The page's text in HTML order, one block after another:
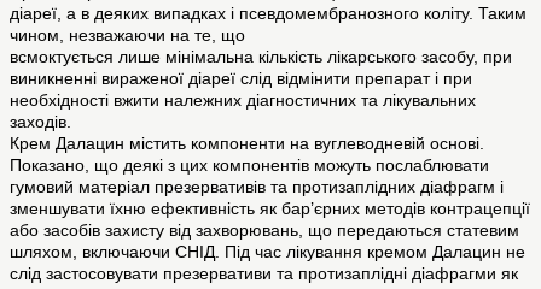
діареї, а в деяких випадках і псевдомембранозного коліту. Таким
чином, незважаючи на те, що
всмоктується лише мінімальна кількість лікарського засобу, при
виникненні вираженої діареї слід відмінити препарат і при
необхідності вжити належних діагностичних та лікувальних
заходів.
Крем Далацин містить компоненти на вуглеводневій основі.
Показано, що деякі з цих компонентів можуть послаблювати
гумовий матеріал презервативів та протизаплідних діафрагм і
зменшувати їхню ефективність як бар’єрних методів контрацепції
або засобів захисту від захворювань, що передаються статевим
шляхом, включаючи СНІД. Під час лікування кремом Далацин не
слід застосовувати презервативи та протизаплідні діафрагми як